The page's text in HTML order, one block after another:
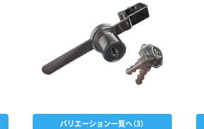
バリエーション一覧へ（3）